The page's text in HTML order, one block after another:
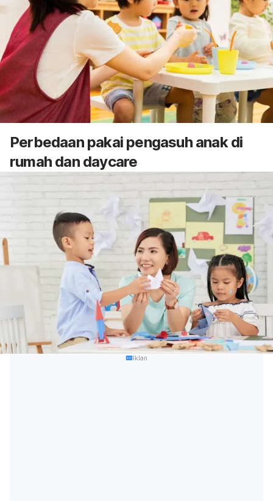
Perbedaan pakai pengasuh anak di
rumah dan daycare
Iklan